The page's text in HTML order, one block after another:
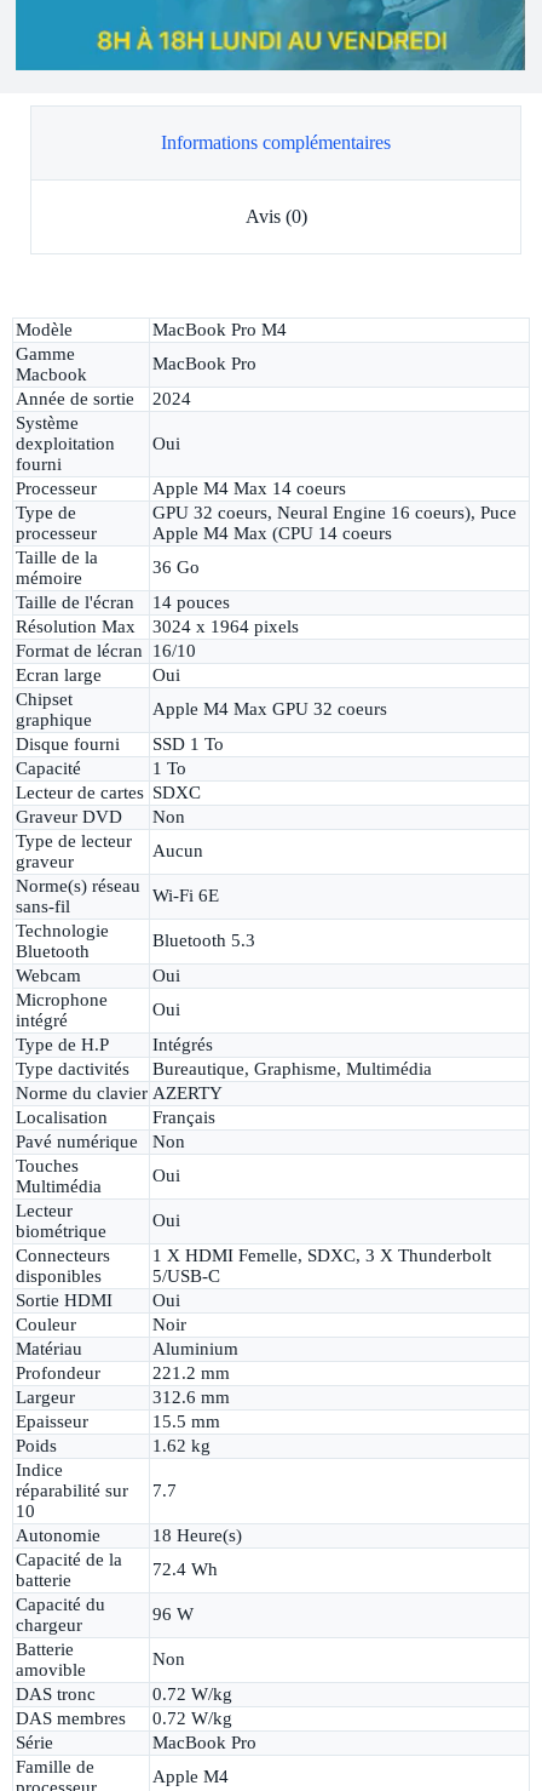
Informations complémentaires
Avis (0)
Modèle
MacBook Pro M4
Gamme
Macbook
MacBook Pro
Année de sortie
2024
Système
dexploitation
fourni
Oui
Processeur
Apple M4 Max 14 coeurs
Type de
processeur
GPU 32 coeurs, Neural Engine 16 coeurs), Puce
Apple M4 Max (CPU 14 coeurs
Taille de la
mémoire
36 Go
Taille de l'écran
14 pouces
Résolution Max
3024 x 1964 pixels
Format de lécran
16/10
Ecran large
Oui
Chipset
graphique
Apple M4 Max GPU 32 coeurs
Disque fourni
SSD 1 To
Capacité
1 To
Lecteur de cartes SDXC
Graveur DVD
Non
Type de lecteur
graveur
Aucun
Norme(s) réseau
sans-fil
Wi-Fi 6E
Technologie
Bluetooth
Bluetooth 5.3
Webcam
Oui
Microphone
intégré
Oui
Type de H.P
Intégrés
Type dactivités
Bureautique, Graphisme, Multimédia
Norme du clavier AZERTY
Localisation
Français
Pavé numérique
Non
Touches
Multimédia
Oui
Lecteur
biométrique
Oui
Connecteurs
disponibles
1 X HDMI Femelle, SDXC, 3 X Thunderbolt
5/USB-C
Sortie HDMI
Oui
Couleur
Noir
Matériau
Aluminium
Profondeur
221.2 mm
Largeur
312.6 mm
Epaisseur
15.5 mm
Poids
1.62 kg
Indice
réparabilité sur
10
7.7
Autonomie
18 Heure(s)
Capacité de la
batterie
72.4 Wh
Capacité du
chargeur
96 W
Batterie
amovible
Non
DAS tronc
0.72 W/kg
DAS membres
0.72 W/kg
Série
MacBook Pro
Famille de
Apple M4